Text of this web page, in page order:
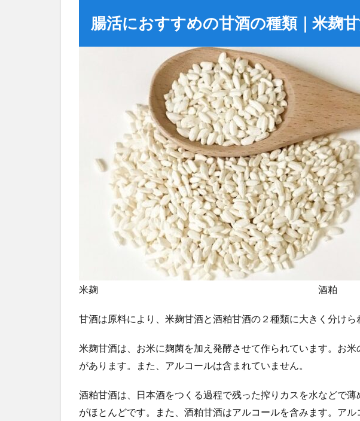
腸活におすすめの甘酒の種類｜米麹
米麹 酒粕
甘酒は原料により、米麹甘酒と酒粕甘酒の２種類に大きく分けら
米麹甘酒は、お米に麹菌を加え発酵させて作られています。お
があります。また、アルコールは含まれていません。
酒粕甘酒は、日本酒をつくる過程で残った搾りカスを水などで
がほとんどです。また、酒粕甘酒はアルコールを含みます。ア